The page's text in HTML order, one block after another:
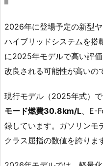
2026年に登場予定の新型
ハイブリッドシステムを搭
に2025年モデルで高い評
改良される可能性が高いの
現行モデル（2025年式）
モード燃費30.8km/L 、
録しています。ガソリンモ
クラス屈指の数値を誇りま